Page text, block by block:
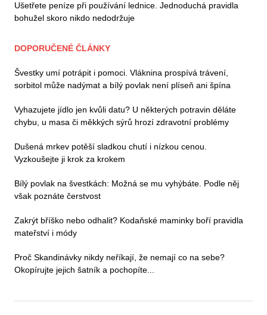
Ušetřete peníze při používání lednice. Jednoduchá pravidla
bohužel skoro nikdo nedodržuje
DOPORUČENÉ ČLÁNKY
Švestky umí potrápit i pomoci. Vláknina prospívá trávení,
sorbitol může nadýmat a bílý povlak není plíseň ani špína
Vyhazujete jídlo jen kvůli datu? U některých potravin děláte
chybu, u masa či měkkých sýrů hrozí zdravotní problémy
Dušená mrkev potěší sladkou chutí i nízkou cenou.
Vyzkoušejte ji krok za krokem
Bílý povlak na švestkách: Možná se mu vyhýbáte. Podle něj
však poznáte čerstvost
Zakrýt bříško nebo odhalit? Kodaňské maminky boří pravidla
mateřství i módy
Proč Skandinávky nikdy neříkají, že nemají co na sebe?
Okopírujte jejich šatník a pochopíte...